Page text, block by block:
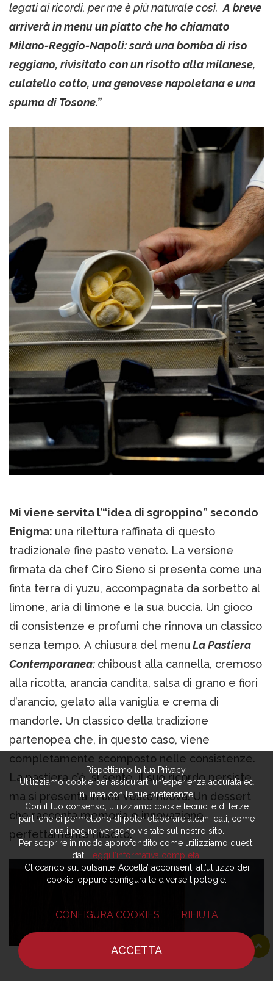
legati ai ricordi, per me è più naturale così.A breve
arriverà in menu un piatto che ho chiamato
Milano-Reggio-Napoli: sarà una bomba di riso
reggiano, rivisitato con un risotto alla milanese,
culatello cotto, una genovese napoletana e una
spuma di Tosone.”
Mi viene servita l’“idea di sgroppino” secondo
Enigma: una rilettura raffinata di questo
tradizionale fine pasto veneto. La versione
firmata da chef Ciro Sieno si presenta come una
finta terra di yuzu, accompagnata da sorbetto al
limone, aria di limone e la sua buccia. Un gioco
di consistenze e profumi che rinnova un classico
senza tempo. A chiusura del menu La Pastiera
Contemporanea: chiboust alla cannella, cremoso
alla ricotta, arancia candita, salsa di grano e fiori
d’arancio, gelato alla vaniglia e crema di
mandorle. Un classico della tradizione
partenopea che, in questo caso, viene
completamente scomposto nelle consistenze.
La pastiera c’è, si sente, il suo ricordo persiste,
ma si presenta in una veste nuova. Un dessert
che racconta memoria e innovazione,
perfettamente riuscito.
Rispettiamo la tua Privacy.
Utilizziamo cookie per assicurarti un’esperienza accurata ed
in linea con le tue preferenze.
Con il tuo consenso, utilizziamo cookie tecnici e di terze
parti che ci permettono di poter elaborare alcuni dati, come
quali pagine vengono visitate sul nostro sito.
Per scoprire in modo approfondito come utilizziamo questi
dati,
leggi l’informativa completa
Cliccando sul pulsante ‘Accetta’ acconsenti all’utilizzo dei
cookie, oppure configura le diverse tipologie.
CONFIGURA COOKIES RIFIUTA
ACCETTA